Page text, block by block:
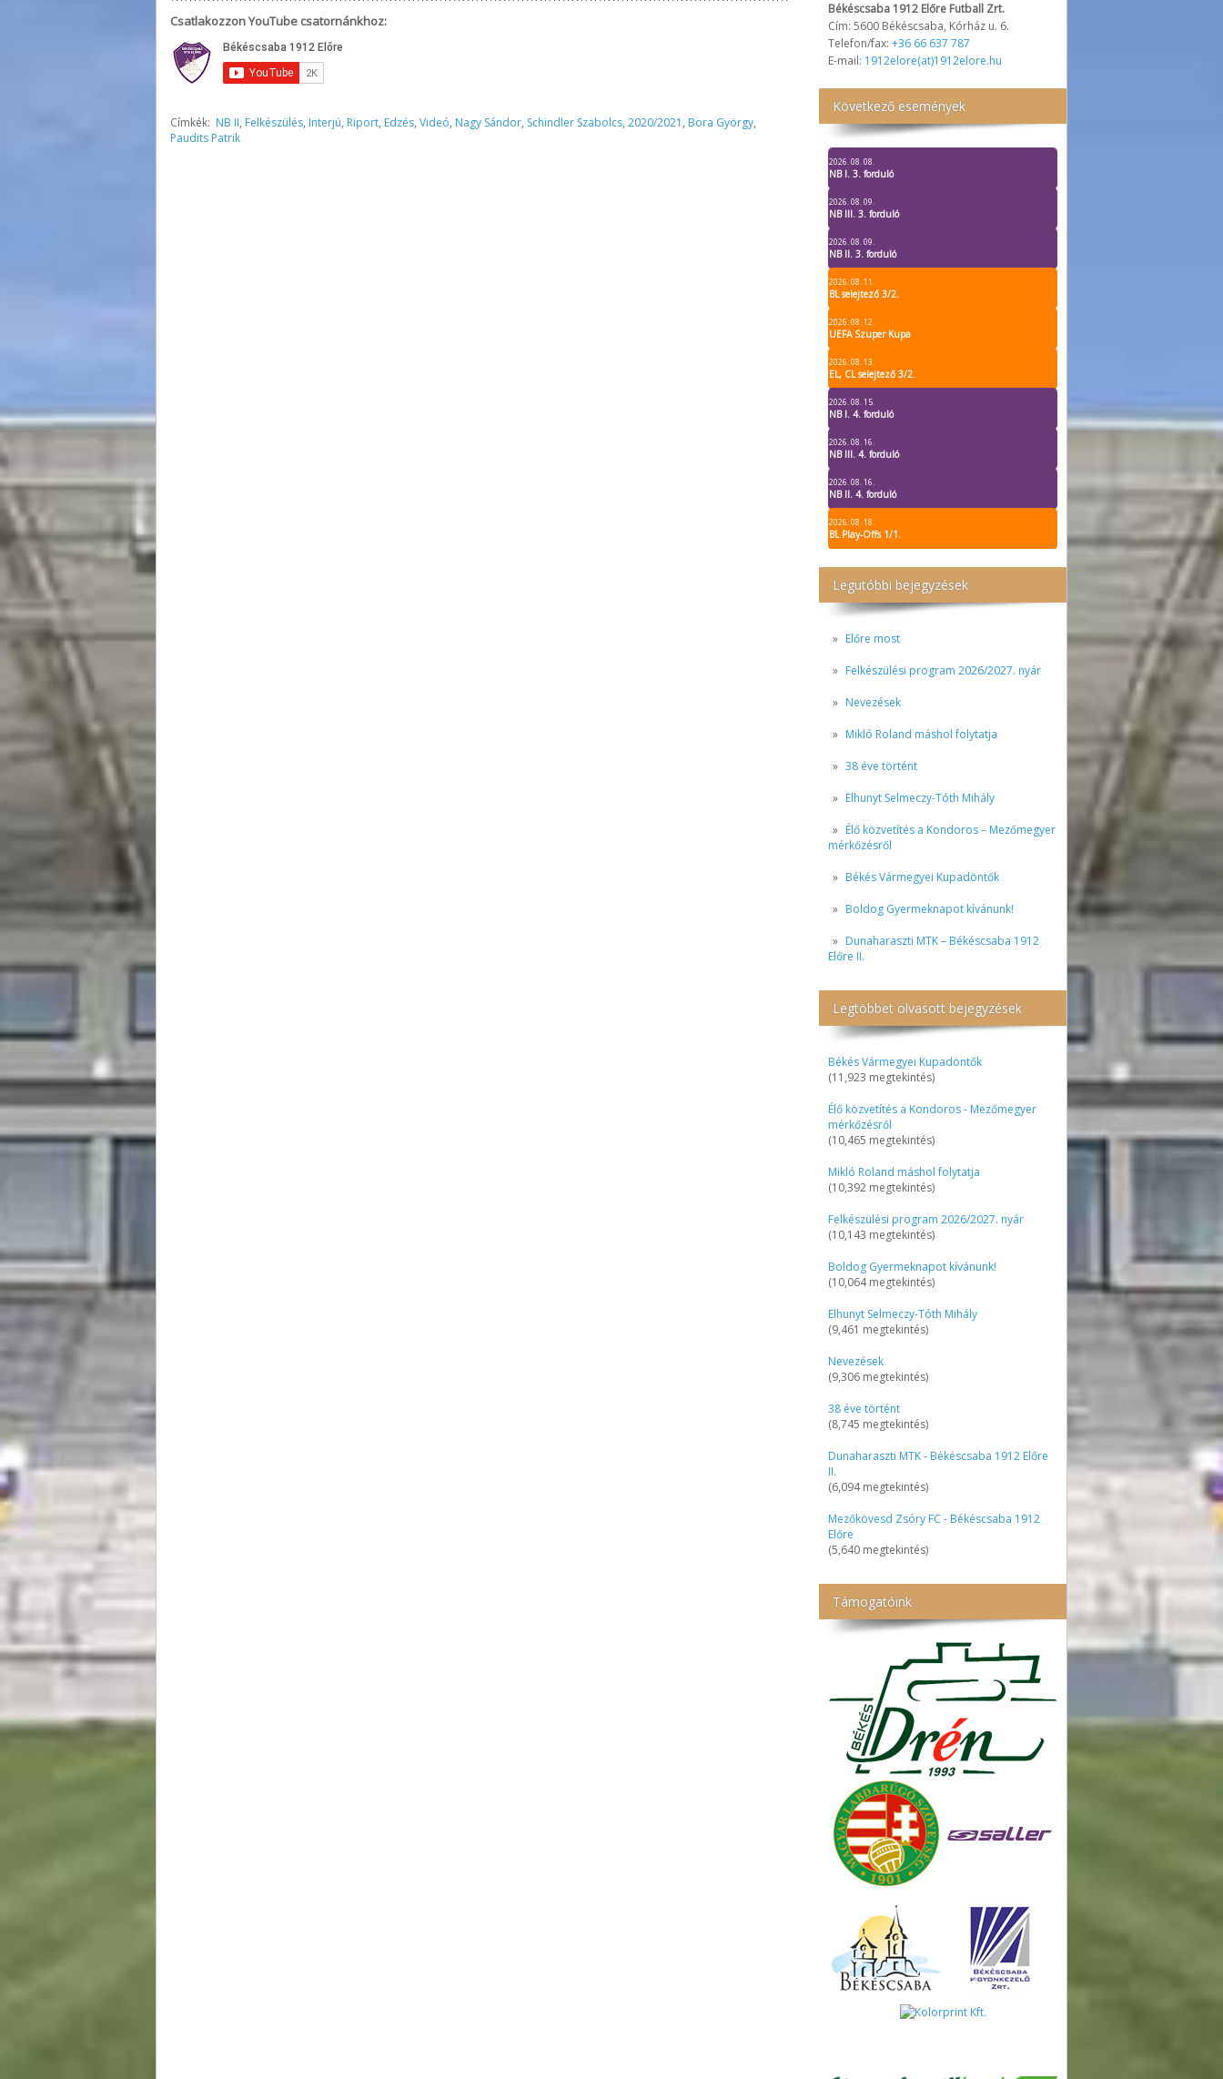
Békéscsaba 1912 Előre Futball Zrt.
Cím: 5600 Békéscsaba, Kórház u. 6.
Telefon/fax: +36 66 637 787
E-mail: 1912elore(at)1912elore.hu
Következő események
2026. 08. 08.
NB I. 3. forduló
2026. 08. 09.
NB III. 3. forduló
2026. 08. 09.
NB II. 3. forduló
2026. 08. 11.
BL selejtező 3/2.
2026. 08. 12.
UEFA Szuper Kupa
2026. 08. 13.
EL, CL selejtező 3/2.
2026. 08. 15.
NB I. 4. forduló
2026. 08. 16.
NB III. 4. forduló
2026. 08. 16.
NB II. 4. forduló
2026. 08. 18.
BL Play-Offs 1/1.
Legutóbbi bejegyzések
Előre most
Felkészülési program 2026/2027. nyár
Nevezések
Mikló Roland máshol folytatja
38 éve történt
Elhunyt Selmeczy-Tóth Mihály
Élő közvetítés a Kondoros – Mezőmegyer
mérkőzésről
Békés Vármegyei Kupadöntők
Boldog Gyermeknapot kívánunk!
Dunaharaszti MTK – Békéscsaba 1912
Előre II.
Legtöbbet olvasott bejegyzések
Békés Vármegyei Kupadöntők
(11,923 megtekintés)
Élő közvetítés a Kondoros - Mezőmegyer
mérkőzésről
(10,465 megtekintés)
Mikló Roland máshol folytatja
(10,392 megtekintés)
Felkészülési program 2026/2027. nyár
(10,143 megtekintés)
Boldog Gyermeknapot kívánunk!
(10,064 megtekintés)
Elhunyt Selmeczy-Tóth Mihály
(9,461 megtekintés)
Nevezések
(9,306 megtekintés)
38 éve történt
(8,745 megtekintés)
Dunaharaszti MTK - Békéscsaba 1912 Előre
II.
(6,094 megtekintés)
Mezőkövesd Zsóry FC - Békéscsaba 1912
Előre
(5,640 megtekintés)
Támogatóink
Csatlakozzon YouTube csatornánkhoz:
Címkék: NB II, Felkészülés, Interjú, Riport, Edzés, Videó, Nagy Sándor, Schindler Szabolcs, 2020/2021 , Bora György,
Paudits Patrik